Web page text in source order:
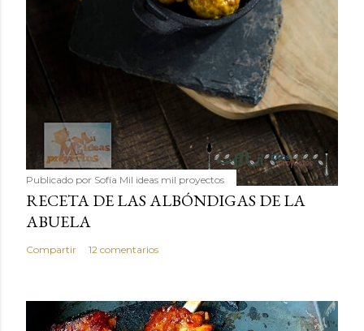
Publicado por Sofía Mil ideas mil proyectos
RECETA DE LAS ALBÓNDIGAS DE LA
ABUELA
Compartir 12 comentarios